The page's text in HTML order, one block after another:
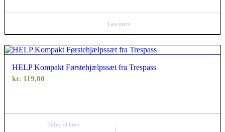
Læs mere
HELP Kompakt Førstehjælpssæt fra Trespass
kr. 119,00
Tilføj til kurv